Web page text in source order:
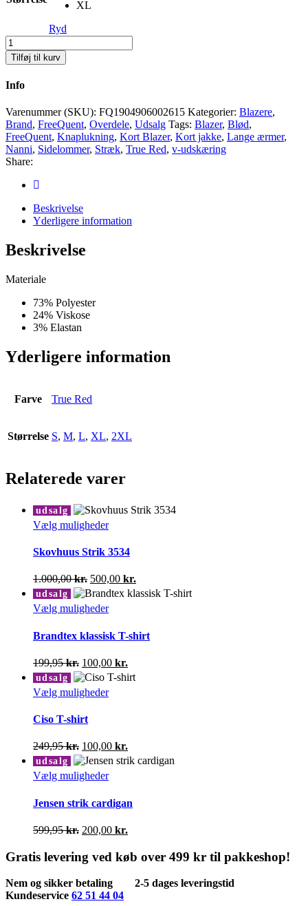
XL
Ryd
FreeQuent
Nanni
True
Jakke
Tilføj til kurv
Info
Varenummer (SKU): FQ1904906002615 Kategorier: Blazere,
Brand, FreeQuent, Overdele, Udsalg Tags: Blazer, Blød,
FreeQuent, Knaplukning, Kort Blazer, Kort jakke, Lange ærmer,
Nanni, Sidelommer, Stræk, True Red, v-udskæring
Share:
Beskrivelse
Yderligere information
Beskrivelse
Materiale
73% Polyester
24% Viskose
3% Elastan
Yderligere information
Farve True Red
Størrelse S, M, L, XL, 2XL
Relaterede varer
udsalg
Vælg mulighederDette
har
varianter.
Mulighederne
kan
vælges
varesiden
Skovhuus Strik 3534
1.000,00kr. Den
oprindelige
pris
var:
500,00 kr.
aktuelle
udsalg
Vælg mulighederDette
har
flere
varianter.
Mulighederne
kan
vælges
Brandtex klassisk T-shirt
199,95kr. Den
oprindelige
pris
var:
100,00 kr.
aktuelle
udsalg
Vælg mulighederDette
varianter.
Mulighederne
kan
vælges
varesiden
Ciso T-shirt
249,95kr. Den
oprindelige
pris
var:
100,00 kr.
aktuelle
udsalg
Vælg mulighederDette
har
flere
varianter.
Mulighederne
vælges
varesiden
Jensen strik cardigan
599,95kr. Den
pris
var:
599,95 kr..
200,00 kr.
pris
200,00 kr..
Gratis levering ved køb over 499 kr til pakkeshop!
Nem og sikker betaling
2-5 dages leveringstid
Kundeservice 62 51 44 04